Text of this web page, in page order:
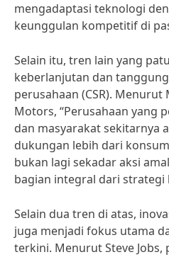
mengadaptasi teknologi
keunggulan kompetitif di
Selain itu, tren lain yang
keberlanjutan dan
perusahaan (CSR). Menurut
Motors, “Perusahaan yang
dan masyarakat sekitarnya
dukungan lebih dari
bukan lagi sekadar aksi
bagian integral dari strategi
Selain dua tren di atas,
juga menjadi fokus utama
terkini. Menurut Steve Jobs,